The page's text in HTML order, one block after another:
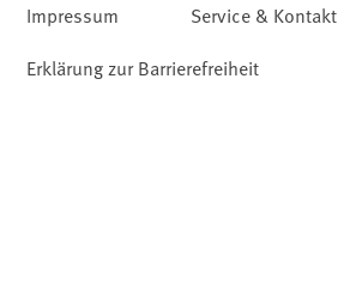
Impressum Service & Kontakt
Erklärung zur Barrierefreiheit